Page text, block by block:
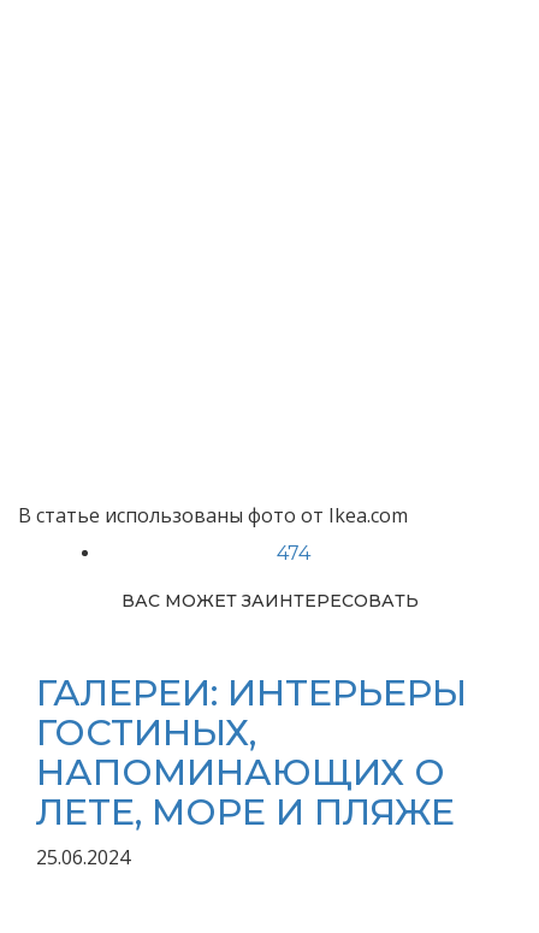
В статье использованы фото от Ikea.com
474
ВАС МОЖЕТ ЗАИНТЕРЕСОВАТЬ
ГАЛЕРЕИ: ИНТЕРЬЕРЫ
ГОСТИНЫХ,
НАПОМИНАЮЩИХ О
ЛЕТЕ, МОРЕ И ПЛЯЖЕ
25.06.2024